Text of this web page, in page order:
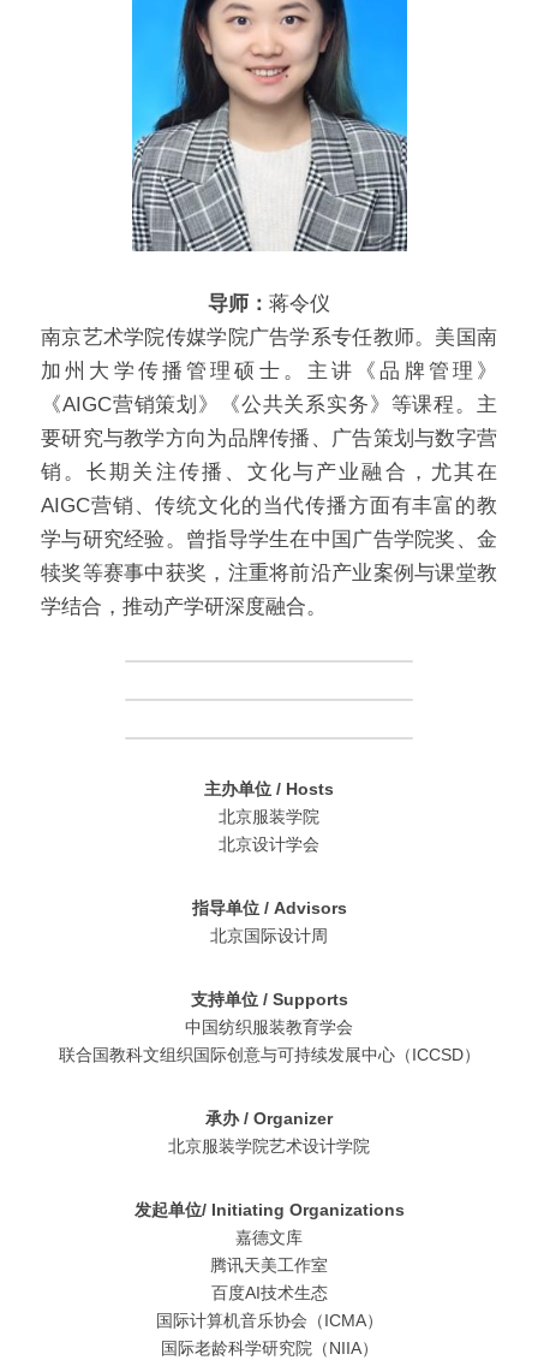
导师： 蒋令仪
南京艺术学院传媒学院广告学系专任教师。美国南
加州大学传播管理硕士。主讲《品牌管理》
《AIGC营销策划》《公共关系实务》等课程。主
要研究与教学方向为品牌传播、广告策划与数字营
销。长期关注传播、文化与产业融合，尤其在
AIGC营销、传统文化的当代传播方面有丰富的教
学与研究经验。曾指导学生在中国广告学院奖、金
犊奖等赛事中获奖，注重将前沿产业案例与课堂教
学结合，推动产学研深度融合。
主办单位 / Hosts
北京服装学院
北京设计学会
指导单位 / Advisors
北京国际设计周
支持单位 / Supports
中国纺织服装教育学会
联合国教科文组织国际创意与可持续发展中心（ICCSD）
承办 / Organizer
北京服装学院艺术设计学院
发起单位/ Initiating Organizations
嘉德文库
腾讯天美工作室
百度AI技术生态
国际计算机音乐协会（ICMA）
国际老龄科学研究院（NIIA）